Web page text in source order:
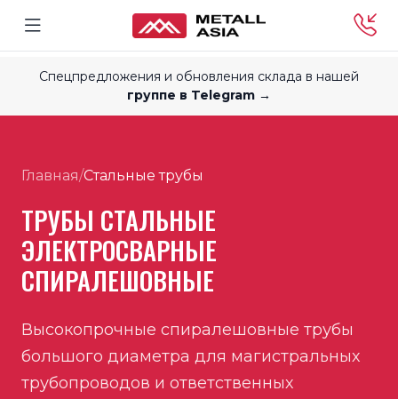
Спецпредложения и обновления склада в нашей
группе в Telegram →
Главная/Стальные трубы
ТРУБЫ СТАЛЬНЫЕ
ЭЛЕКТРОСВАРНЫЕ
СПИРАЛЕШОВНЫЕ
Высокопрочные спиралешовные трубы
большого диаметра для магистральных
трубопроводов и ответственных